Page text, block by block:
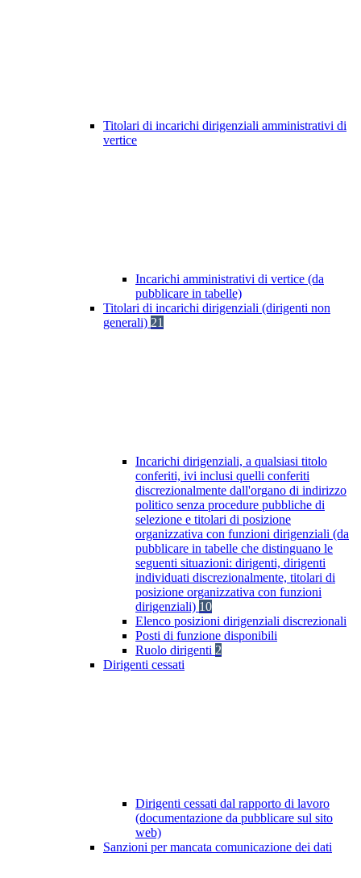
Titolari di incarichi dirigenziali amministrativi di
vertice
Incarichi amministrativi di vertice (da
pubblicare in tabelle)
Titolari di incarichi dirigenziali (dirigenti non
generali) 21
Incarichi dirigenziali, a qualsiasi titolo
conferiti, ivi inclusi quelli conferiti
discrezionalmente dall'organo di indirizzo
politico senza procedure pubbliche di
selezione e titolari di posizione
organizzativa con funzioni dirigenziali (da
pubblicare in tabelle che distinguano le
seguenti situazioni: dirigenti, dirigenti
individuati discrezionalmente, titolari di
posizione organizzativa con funzioni
dirigenziali) 10
Elenco posizioni dirigenziali discrezionali
Posti di funzione disponibili
Ruolo dirigenti 2
Dirigenti cessati
Dirigenti cessati dal rapporto di lavoro
(documentazione da pubblicare sul sito
web)
Sanzioni per mancata comunicazione dei dati